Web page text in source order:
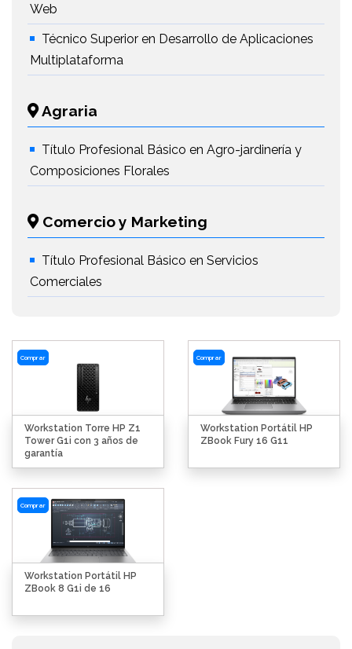
Web
Técnico Superior en Desarrollo de Aplicaciones
Multiplataforma
Agraria
Título Profesional Básico en Agro-jardinería y
Composiciones Florales
Comercio y Marketing
Título Profesional Básico en Servicios
Comerciales
Comprar
Workstation Torre HP Z1
Tower G1i con 3 años de
garantía
Comprar
Workstation Portátil HP
ZBook Fury 16 G11
Comprar
Workstation Portátil HP
ZBook 8 G1i de 16